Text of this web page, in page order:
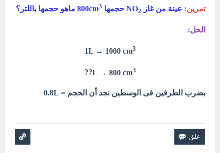
تمرين: عينة من غاز NO 2 حجمها 800cm 3 ماهو حجمها باللتر؟
الحل:
1L → 1000 cm3
L → 800 cm3
??
بضرب الطرفين فى الوسطين نجد أن الحجم = 0.8L